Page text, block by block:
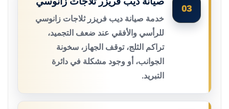
03
خدمة صيانة ديب فريزر ثلاجات زانوسي
للرأسي والأفقي عند ضعف التجميد،
تراكم الثلج، توقف الجهاز، سخونة
الجوانب، أو وجود مشكلة في دائرة
التبريد.